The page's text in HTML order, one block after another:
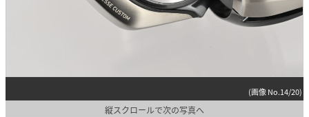
(画像 No.14/20)
縦スクロールで次の写真へ